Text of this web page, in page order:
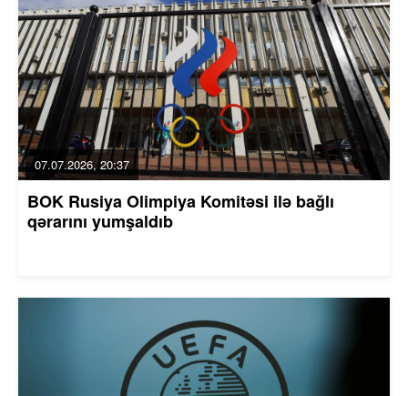
07.07.2026, 20:37
BOK Rusiya Olimpiya Komitəsi ilə bağlı
qərarını yumşaldıb